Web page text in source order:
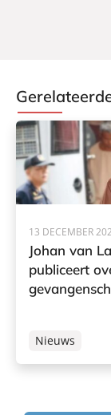
13 DECEMBER
Johan van
publiceert
Nieuws